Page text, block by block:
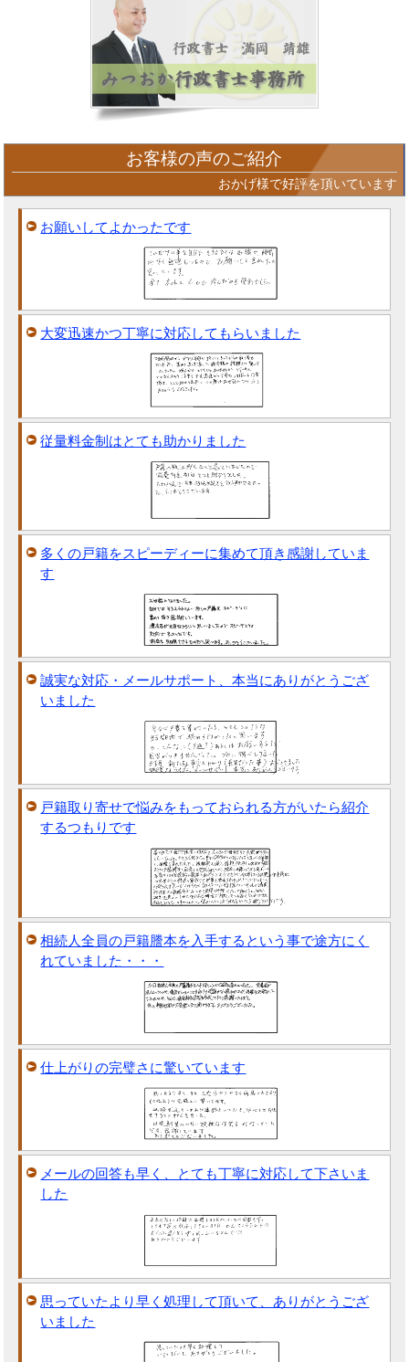
お客様の声のご紹介
おかげ様で好評を頂いています
お願いしてよかったです
大変迅速かつ丁寧に対応してもらいました
従量料金制はとても助かりました
多くの戸籍をスピーディーに集めて頂き感謝していま
す
誠実な対応・メールサポート、本当にありがとうござ
いました
戸籍取り寄せで悩みをもっておられる方がいたら紹介
するつもりです
相続人全員の戸籍謄本を入手するという事で途方にく
れていました・・・
仕上がりの完璧さに驚いています
メールの回答も早く、とても丁寧に対応して下さいま
した
思っていたより早く処理して頂いて、ありがとうござ
いました